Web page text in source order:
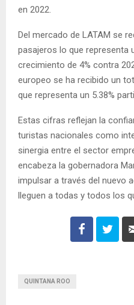
en 2022.
Del mercado de LATAM se
pasajeros lo que representa
crecimiento de 4% contra
europeo se ha recibido un
que representa un 5.38%
Estas cifras reflejan la
turistas nacionales como
sinergia entre el sector
encabeza la gobernadora
impulsar a través del nuevo
lleguen a todas y todos los
QUINTANA ROO